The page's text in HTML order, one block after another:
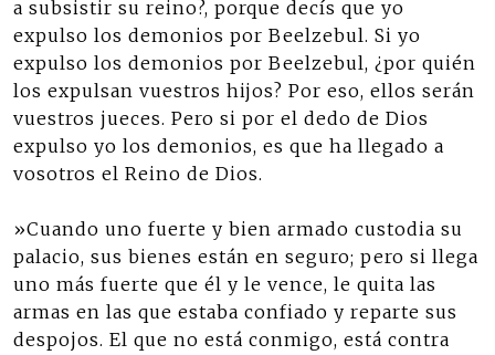
a subsistir su reino?, porque decís que yo
expulso los demonios por Beelzebul. Si yo
expulso los demonios por Beelzebul, ¿por quién
los expulsan vuestros hijos? Por eso, ellos serán
vuestros jueces. Pero si por el dedo de Dios
expulso yo los demonios, es que ha llegado a
vosotros el Reino de Dios.
»Cuando uno fuerte y bien armado custodia su
palacio, sus bienes están en seguro; pero si llega
uno más fuerte que él y le vence, le quita las
armas en las que estaba confiado y reparte sus
despojos. El que no está conmigo, está contra